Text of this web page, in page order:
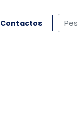
Contactos